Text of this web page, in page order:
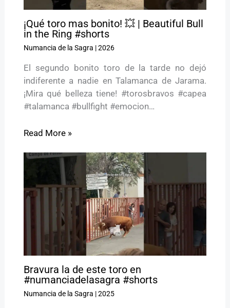
¡Qué toro mas bonito! 💥 | Beautiful Bull
in the Ring #shorts
Numancia de la Sagra |2026
El segundo bonito toro de la tarde no dejó
indiferente a nadie en Talamanca de Jarama.
¡Mira qué belleza tiene! #torosbravos #capea
#talamanca #bullfight #emocion…
Read More »
Bravura la de este toro en
#numanciadelasagra #shorts
Numancia de la Sagra |2025